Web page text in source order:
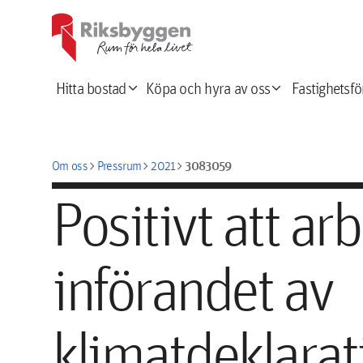
Hitta bostadexpand_more Köpa och hyra av ossexpand_more
Om osschevron_rightPressrumchevron_right2021chevron_right3083059
Positivt att
införandet av